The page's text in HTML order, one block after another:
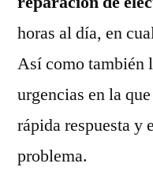
horas al día, en
Así como también
urgencias en la
rápida respuesta y
problema.